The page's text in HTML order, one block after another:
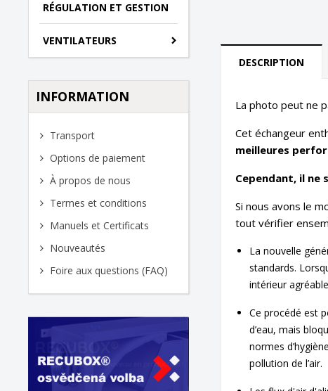
RÉGULATION ET GESTION
VENTILATEURS
INFORMATION
Transport
Options de paiement
À propos de nous
Termes et conditions
Manuels et Certificats
Nouveautés
Foire aux questions (FAQ)
DESCRIPTION
La photo peut ne
Cet échangeur
meilleures
Cependant, il ne
Si nous avons le
tout vérifier
La nouvelle
standards.
intérieur
Ce procédé est
d’eau, mais
normes
pollution de l’air.